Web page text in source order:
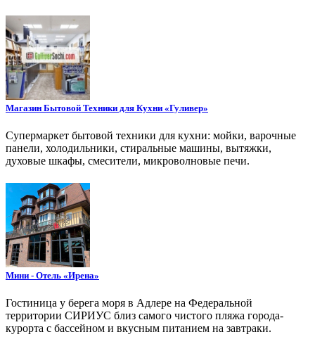
Магазин Бытовой Техники для Кухни «Гуливер»
Супермаркет бытовой техники для кухни: мойки, варочные
панели, холодильники, стиральные машины, вытяжки,
духовые шкафы, смесители, микроволновые печи.
Мини - Отель «Ирена»
Гостиница у берега моря в Адлере на Федеральной
территории СИРИУС близ самого чистого пляжа города-
курорта с бассейном и вкусным питанием на завтраки.